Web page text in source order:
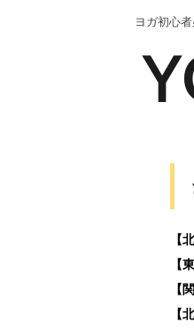
ヨガ初心
【
【
【
【